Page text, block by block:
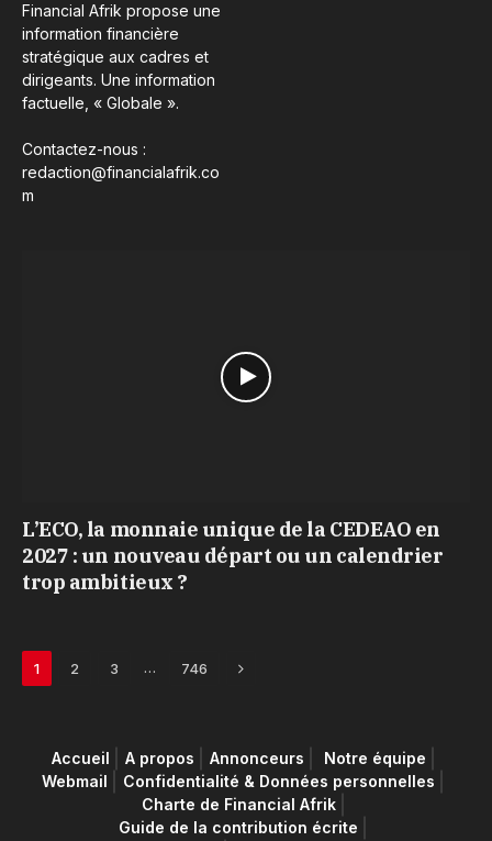
Financial Afrik propose une
information financière
stratégique aux cadres et
dirigeants. Une information
factuelle, « Globale ».
Contactez-nous :
redaction@financialafrik.co
m
L’ECO, la monnaie unique de la CEDEAO en
2027 : un nouveau départ ou un calendrier
trop ambitieux ?
1 2 3 … 746 Next
Accueil A propos Annonceurs
Notre équipe
Webmail
Confidentialité & Données personnelles
Charte de Financial Afrik
Guide de la contribution écrite